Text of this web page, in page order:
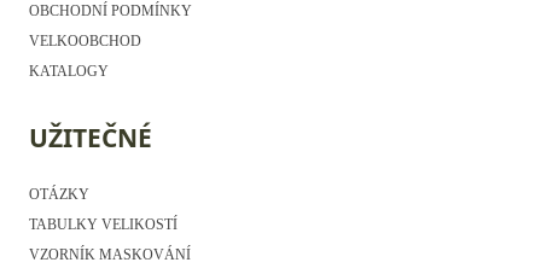
OBCHODNÍ PODMÍNKY
VELKOOBCHOD
KATALOGY
UŽITEČNÉ
OTÁZKY
TABULKY VELIKOSTÍ
VZORNÍK MASKOVÁNÍ